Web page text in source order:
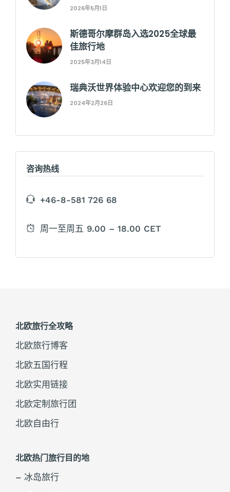
2026年5月1日
斯德哥尔摩群岛入选2025全球最
佳旅行地
2025年3月14日
瑞典沃世界体验中心欢迎您的到来
2024年2月26日
咨询热线
+46-8-581 726 68
周一至周五 9.00 – 18.00 CET
北欧旅行全攻略
北欧旅行博客
北欧五国行程
北欧实用链接
北欧定制旅行团
北欧自由行
北欧热门旅行目的地
– 冰岛旅行